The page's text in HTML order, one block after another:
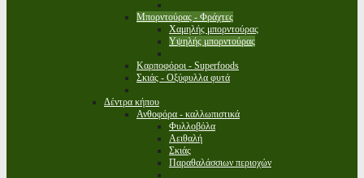
Μπορντούρας - Φράχτες
Χαμηλής μπορντούρας
Υψηλής μπορντούρας
Καρποφόροι - Superfoods
Σκιάς - Οξύφυλλα φυτά
Δέντρα κήπου
Ανθοφόρα - καλλωπιστικά
Φυλλοβόλα
Αειθαλή
Σκιάς
Παραθαλάσσιων περιοχών